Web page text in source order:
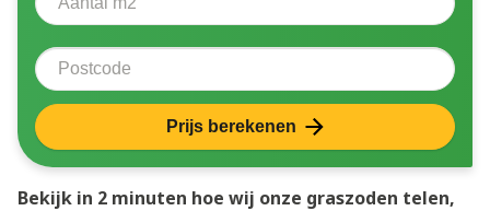
Postcode
Prijs berekenen
Bekijk in 2 minuten hoe wij onze graszoden telen,